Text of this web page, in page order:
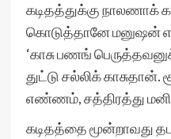
கடிதத்துக்கு நாலணாக்
கொடுத்தானே மனுஷன்
‘காசு பணங்
துட்டு சல்லிக்
எண்ணம், சத்திரத்து
கடிதத்தை மூன்றாவது